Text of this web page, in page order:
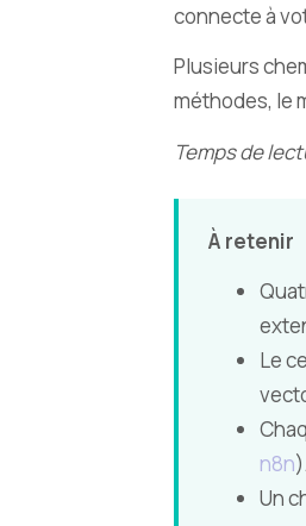
connecte à
Plusieurs
méthodes, le
Temps de
À retenir
Le
n8n).
Un